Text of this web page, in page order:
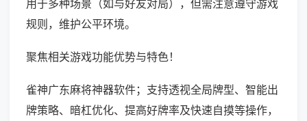
用于多种场景（如与好友对局），但需注意遵守游戏
规则，维护公平环境。
聚焦相关游戏功能优势与特色！
雀神广东麻将神器软件；支持透视全局牌型、智能出
牌策略、暗杠优化、提高好牌率及快速自摸等操作，